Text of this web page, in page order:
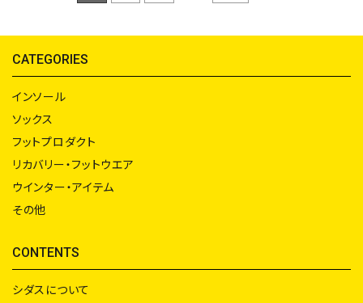
CATEGORIES
インソール
ソックス
フットプロダクト
リカバリー・フットウエア
ウインター・アイテム
その他
CONTENTS
シダスについて